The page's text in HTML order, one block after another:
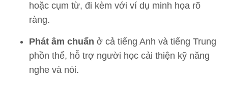
hoặc cụm từ, đi kèm với ví dụ minh họa rõ
ràng.
Phát âm chuẩn ở cả tiếng Anh và tiếng Trung
phồn thể, hỗ trợ người học cải thiện kỹ năng
nghe và nói.